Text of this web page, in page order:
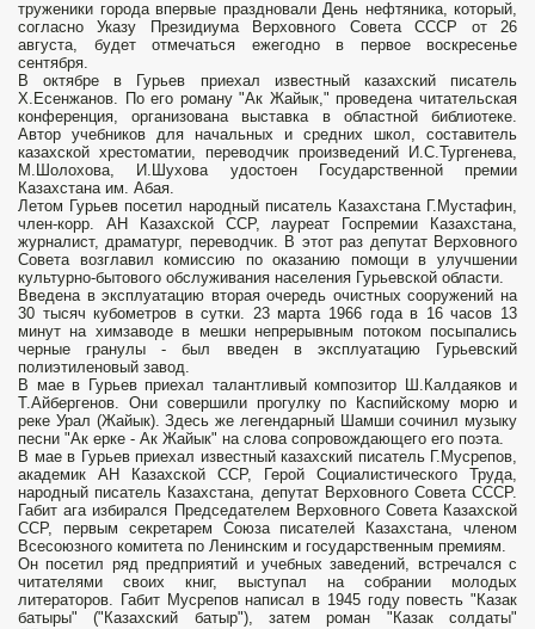
труженики города впервые праздновали День нефтяника, который,
согласно Указу Президиума Верховного Совета СССР от 26
августа, будет отмечаться ежегодно в первое воскресенье
сентября.
В октябре в Гурьев приехал известный казахский писатель
Х.Есенжанов. По его роману "Ак Жайык," проведена читательская
конференция, организована выставка в областной библиотеке.
Автор учебников для начальных и средних школ, составитель
казахской хрестоматии, переводчик произведений И.С.Тургенева,
М.Шолохова, И.Шухова удостоен Государственной премии
Казахстана им. Абая.
Летом Гурьев посетил народный писатель Казахстана Г.Мустафин,
член-корр. АН Казахской ССР, лауреат Госпремии Казахстана,
журналист, драматург, переводчик. В этот раз депутат Верховного
Совета возглавил комиссию по оказанию помощи в улучшении
культурно-бытового обслуживания населения Гурьевской области.
Введена в эксплуатацию вторая очередь очистных сооружений на
30 тысяч кубометров в сутки. 23 марта 1966 года в 16 часов 13
минут на химзаводе в мешки непрерывным потоком посыпались
черные гранулы - был введен в эксплуатацию Гурьевский
полиэтиленовый завод.
В мае в Гурьев приехал талантливый композитор Ш.Калдаяков и
Т.Айбергенов. Они совершили прогулку по Каспийскому морю и
реке Урал (Жайык). Здесь же легендарный Шамши сочинил музыку
песни "Ак ерке - Ак Жайык" на слова сопровождающего его поэта.
В мае в Гурьев приехал известный казахский писатель Г.Мусрепов,
академик АН Казахской ССР, Герой Социалистического Труда,
народный писатель Казахстана, депутат Верховного Совета СССР.
Габит ага избирался Председателем Верховного Совета Казахской
ССР, первым секретарем Союза писателей Казахстана, членом
Всесоюзного комитета по Ленинским и государственным премиям.
Он посетил ряд предприятий и учебных заведений, встречался с
читателями своих книг, выступал на собрании молодых
литераторов. Габит Мусрепов написал в 1945 году повесть "Казак
батыры" ("Казахский батыр"), затем роман "Казак солдаты"